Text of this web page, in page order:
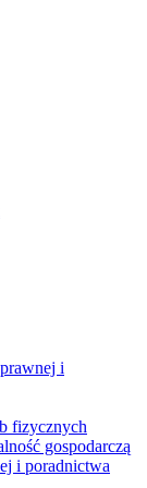
i
fizycznych
gospodarczą
i poradnictwa